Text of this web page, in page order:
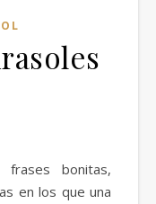
en los que una